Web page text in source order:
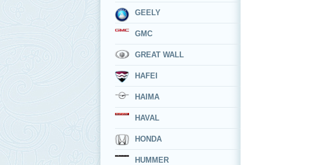
GEELY
GMC
GREAT WALL
HAFEI
HAIMA
HAVAL
HONDA
HUMMER